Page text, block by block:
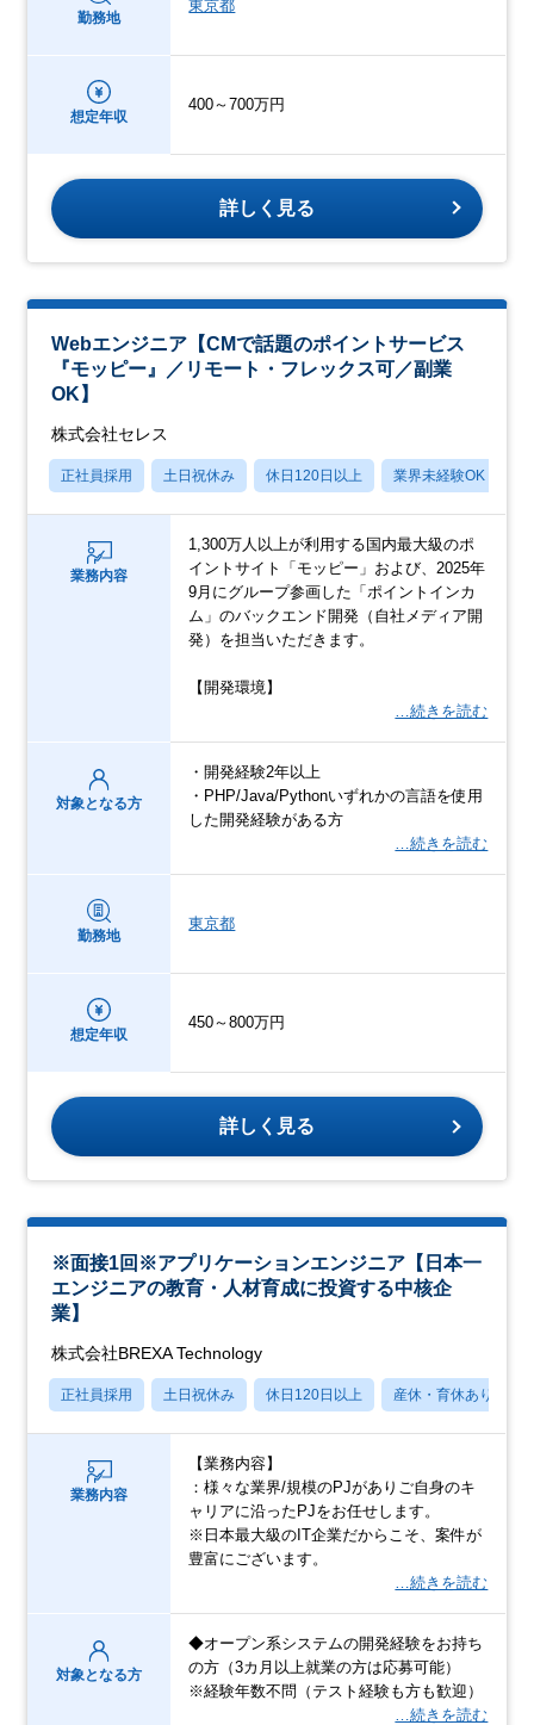
勤務地
東京都
想定年収
400～700万円
詳しく見る
Webエンジニア【CMで話題のポイントサービス
『モッピー』／リモート・フレックス可／副業
OK】
株式会社セレス
正社員採用 土日祝休み 休日120日以上 業界未経験OK
業務内容
1,300万人以上が利用する国内最大級のポ
イントサイト「モッピー」および、2025年
9月にグループ参画した「ポイントインカ
ム」のバックエンド開発（自社メディア開
発）を担当いただきます。
【開発環境】
…続きを読む
対象となる方
・開発経験2年以上
・PHP/Java/Pythonいずれかの言語を使用
した開発経験がある方
…続きを読む
勤務地
東京都
想定年収
450～800万円
詳しく見る
※面接1回※アプリケーションエンジニア【日本一
エンジニアの教育・人材育成に投資する中核企
業】
株式会社BREXA Technology
正社員採用 土日祝休み 休日120日以上 産休・育休あり
業務内容
【業務内容】
：様々な業界/規模のPJがありご自身のキ
ャリアに沿ったPJをお任せします。
※日本最大級のIT企業だからこそ、案件が
豊富にございます。
…続きを読む
対象となる方
◆オープン系システムの開発経験をお持ち
の方（3カ月以上就業の方は応募可能）
※経験年数不問（テスト経験も方も歓迎）
…続きを読む